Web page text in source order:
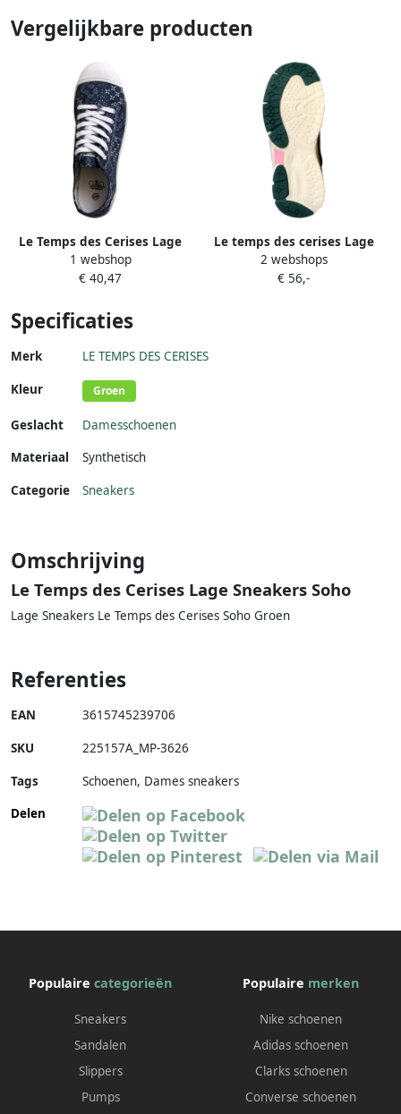
Vergelijkbare producten
Le Temps des Cerises Lage
Sneakers Basic 02
1 webshop
€ 40,47
Le temps des cerises Lage
sneakers met veters van Mia
2 webshops
€ 56,-
Specificaties
Merk LE TEMPS DES CERISES
Kleur Groen
Geslacht
Damesschoenen
Materiaal
Synthetisch
Categorie Sneakers
Omschrijving
Le Temps des Cerises Lage Sneakers Soho
Lage Sneakers Le Temps des Cerises Soho Groen
Referenties
EAN 3615745239706
SKU 225157A_MP-3626
Tags
Schoenen, Dames sneakers
Delen
Populaire categorieën
Sneakers
Sandalen
Slippers
Pumps
Populaire merken
Nike schoenen
Adidas schoenen
Clarks schoenen
Converse schoenen